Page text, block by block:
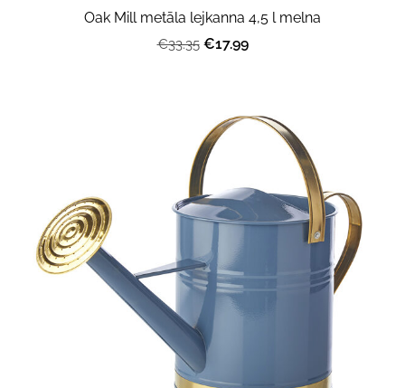
Oak Mill metāla lejkanna 4,5 l melna
€33.35 €17.99